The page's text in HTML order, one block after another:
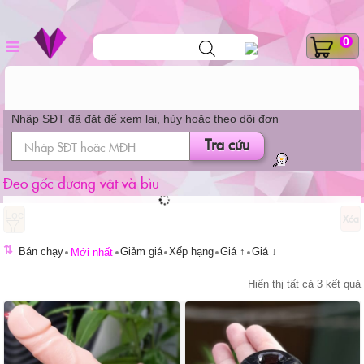
to
content
0
sản
dương vật giả
Nhập SĐT đã đặt để xem lại, hủy hoặc theo dõi đơn
Tra cứu
Đeo gốc dương vật và bìu
⇅ Bán chạy Mới nhất Giảm giá Xếp hạng Giá ↑ Giá ↓
Hiển thị tất cả 3 kết quả